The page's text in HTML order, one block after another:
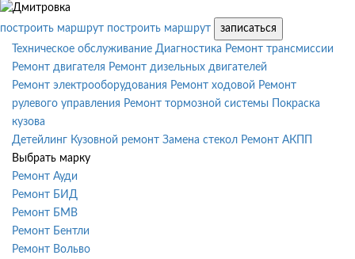
построить маршрут построить маршрут
записаться
Техническое обслуживание Диагностика Ремонт трансмиссии
Ремонт двигателя Ремонт дизельных двигателей
Ремонт электрооборудования Ремонт ходовой Ремонт
рулевого управления Ремонт тормозной системы
Покраска
кузова
Детейлинг Кузовной ремонт Замена стекол Ремонт АКПП
Выбрать марку
Ремонт Ауди
Ремонт БИД
Ремонт БМВ
Ремонт Бентли
Ремонт Вольво